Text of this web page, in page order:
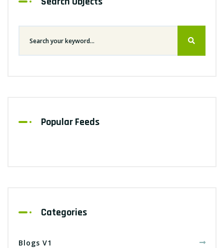
Popular Feeds
Categories
Blogs V1